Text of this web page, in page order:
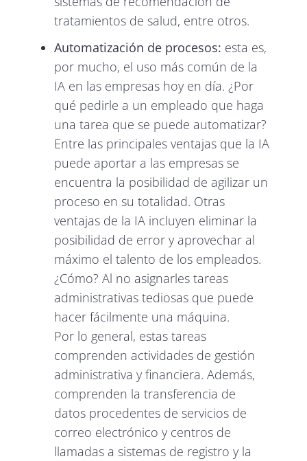
tratamientos de salud, entre otros.
Automatización de procesos: esta es,
por mucho, el uso más común de la
IA en las empresas hoy en día. ¿Por
qué pedirle a un empleado que haga
una tarea que se puede automatizar?
Entre las principales ventajas que la IA
puede aportar a las empresas se
encuentra la posibilidad de agilizar un
proceso en su totalidad. Otras
ventajas de la IA incluyen eliminar la
posibilidad de error y aprovechar al
máximo el talento de los empleados.
¿Cómo? Al no asignarles tareas
administrativas tediosas que puede
hacer fácilmente una máquina.
Por lo general, estas tareas
comprenden actividades de gestión
administrativa y financiera. Además,
comprenden la transferencia de
datos procedentes de servicios de
correo electrónico y centros de
llamadas a sistemas de registro y la